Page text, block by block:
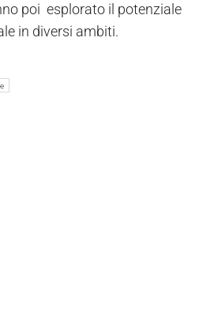
poi esplorato il potenziale
in diversi ambiti.